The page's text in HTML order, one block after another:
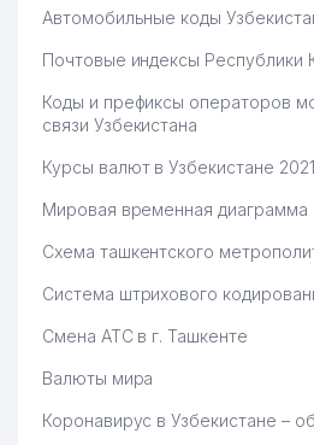
ТЧСЖ
73
BUYUK CHIN KOMMUNAL
SERVIS ТЧСЖ
74 SINTA PLUS ООО
75 PRIDE EXCLUSIVE ООО
78
ПРЕДПРИНИМАТЕЛЕЙ И
ДЕЛОВЫХ ЛЮДЕЙ –
ЛИБЕРАЛЬНО-
Автомобильные коды
Почтовые индексы Республики
Коды и префиксы операторов
связи Узбекистана
Курсы валют в Узбекистане 2021
Мировая временная диаграмма
Схема ташкентского
Система штрихового
Смена АТС в г. Ташкенте
Валюты мира
Коронавирус в Узбекистане –